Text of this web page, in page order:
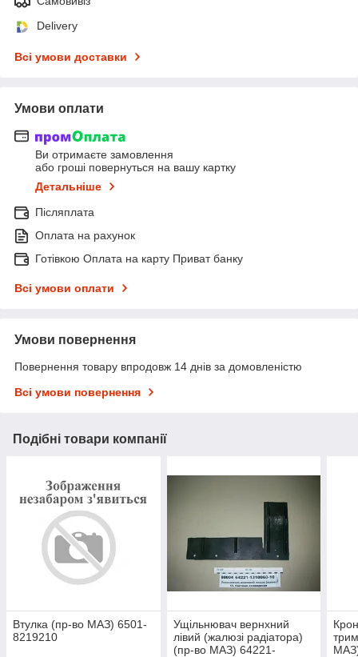
Delivery
Всі умови доставки
Умови оплати
Ви отримаєте замовлення
або гроші повернуться на вашу картку
Детальніше
Післяплата
Оплата на рахунок
Готівкою Оплата на карту Приват банку
Всі умови оплати
Умови повернення
Повернення товару впродовж 14 днів за домовленістю
Всі умови повернення
Подібні товари компанії
Втулка (пр-во МАЗ) 6501-
8219210
Ущільнювач вернхний
лівий (жалюзі радіатора)
(пр-во МАЗ) 64221-